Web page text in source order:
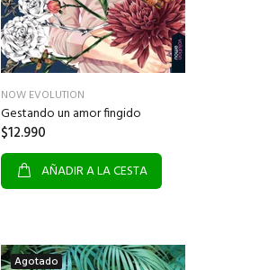
NOW EVOLUTION
Gestando un amor fingido
$12.990
AÑADIR A LA CESTA
Agotado